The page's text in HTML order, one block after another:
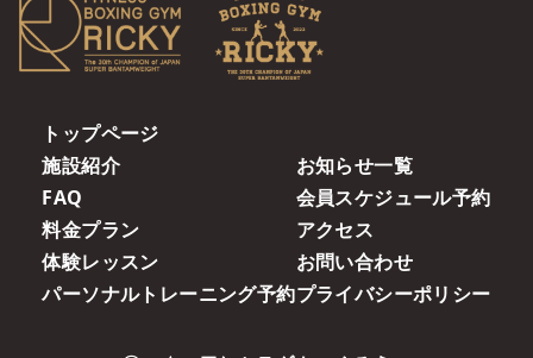
トップページ
施設紹介
FAQ
料金プラン
体験レッスン
パーソナルトレーニング予約
お知らせ一覧
会員スケジュール予約
アクセス
お問い合わせ
プライバシーポリシー